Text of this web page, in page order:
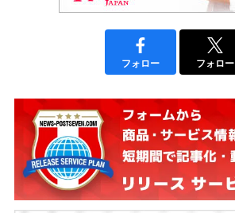
フォロー フォロー